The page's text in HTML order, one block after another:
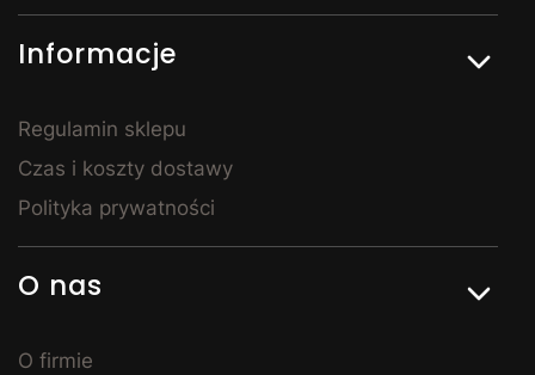
spójną, harmonijną całość. Meble do sypialni w
Kornelo są dostępne w wielu wariantach
wykończenia, dzięki czemu z łatwością stworzysz
Meble młodzieżowe – stylowe i
praktyczne
Urządzając pokój dla nastolatka, warto postawić na
Meble młodzieżowe dostępne w Kornelo Meble łączą
odpowiednie warunki do odpoczynku. W naszej
Informacje
Regulamin sklepu
Czas i koszty dostawy
Polityka prywatności
O nas
O firmie